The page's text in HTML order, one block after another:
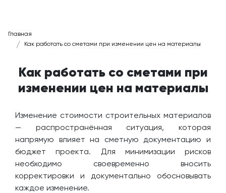
Главная
Как работать со сметами при изменении цен на материалы
Как работать со сметами при
изменении цен на материалы
Изменение стоимости строительных материалов
— распространённая ситуация, которая
напрямую влияет на сметную документацию и
бюджет проекта. Для минимизации рисков
необходимо своевременно вносить
корректировки и документально обосновывать
каждое изменение.